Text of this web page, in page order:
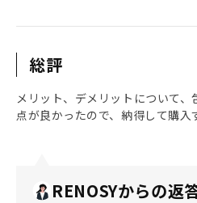
総評
メリット、デメリットについて
点が良かったので、納得して購入
RENOSYからの返